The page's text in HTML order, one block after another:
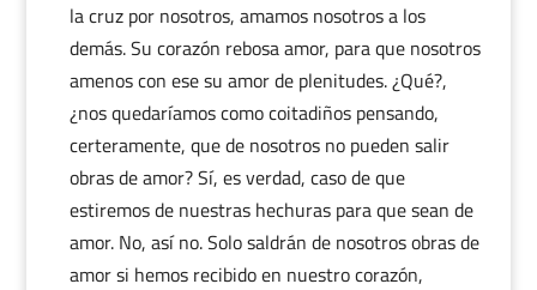
la cruz por nosotros, amamos nosotros a los
demás. Su corazón rebosa amor, para que nosotros
amenos con ese su amor de plenitudes. ¿Qué?,
¿nos quedaríamos como coitadiños pensando,
certeramente, que de nosotros no pueden salir
obras de amor? Sí, es verdad, caso de que
estiremos de nuestras hechuras para que sean de
amor. No, así no. Solo saldrán de nosotros obras de
amor si hemos recibido en nuestro corazón,